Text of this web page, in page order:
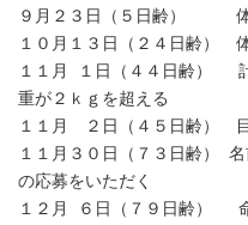
９月２３日（５日齢）
１０月１３日（２４日齢）
１１月 １日（４４日齢）
重が２ｋｇを超える
１１月 ２日（４５日齢）
１１月３０日（７３日齢）
の応募をいただく
１２月 ６日（７９日齢）